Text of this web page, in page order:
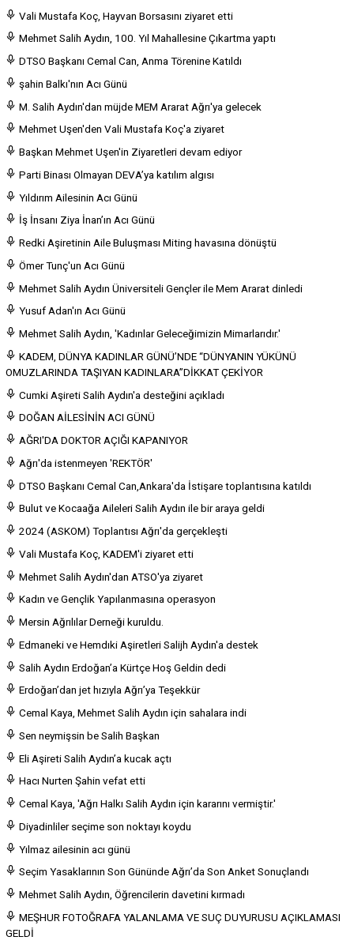
Vali Mustafa Koç, Hayvan Borsasını ziyaret etti
Mehmet Salih Aydın, 100. Yıl Mahallesine Çıkartma yaptı
DTSO Başkanı Cemal Can, Anma Törenine Katıldı
şahin Balkı'nın Acı Günü
M. Salih Aydın'dan müjde MEM Ararat Ağrı'ya gelecek
Mehmet Uşen'den Vali Mustafa Koç'a ziyaret
Başkan Mehmet Uşen'in Ziyaretleri devam ediyor
Parti Binası Olmayan DEVA’ya katılım algısı
Yıldırım Ailesinin Acı Günü
İş İnsanı Ziya İnan’ın Acı Günü
Redki Aşiretinin Aile Buluşması Miting havasına dönüştü
Ömer Tunç'un Acı Günü
Mehmet Salih Aydın Üniversiteli Gençler ile Mem Ararat dinledi
Yusuf Adan'ın Acı Günü
Mehmet Salih Aydın, 'Kadınlar Geleceğimizin Mimarlarıdır.'
KADEM, DÜNYA KADINLAR GÜNÜ’NDE “DÜNYANIN YÜKÜNÜ
OMUZLARINDA TAŞIYAN KADINLARA”DİKKAT ÇEKİYOR
Cumki Aşireti Salih Aydın'a desteğini açıkladı
DOĞAN AİLESİNİN ACI GÜNÜ
AĞRI'DA DOKTOR AÇIĞI KAPANIYOR
Ağrı'da istenmeyen 'REKTÖR'
DTSO Başkanı Cemal Can,Ankara'da İstişare toplantısına katıldı
Bulut ve Kocaağa Aileleri Salih Aydın ile bir araya geldi
2024 (ASKOM) Toplantısı Ağrı'da gerçekleşti
Vali Mustafa Koç, KADEM'i ziyaret etti
Mehmet Salih Aydın'dan ATSO'ya ziyaret
Kadın ve Gençlik Yapılanmasına operasyon
Mersin Ağrılılar Derneği kuruldu.
Edmaneki ve Hemdıki Aşiretleri Salijh Aydın'a destek
Salih Aydın Erdoğan’a Kürtçe Hoş Geldin dedi
Erdoğan’dan jet hızıyla Ağrı’ya Teşekkür
Cemal Kaya, Mehmet Salih Aydın için sahalara indi
Sen neymişsin be Salih Başkan
Eli Aşireti Salih Aydın’a kucak açtı
Hacı Nurten Şahin vefat etti
Cemal Kaya, 'Ağrı Halkı Salih Aydın için kararını vermiştir.'
Diyadinliler seçime son noktayı koydu
Yılmaz ailesinin acı günü
Seçim Yasaklarının Son Gününde Ağrı’da Son Anket Sonuçlandı
Mehmet Salih Aydın, Öğrencilerin davetini kırmadı
MEŞHUR FOTOĞRAFA YALANLAMA VE SUÇ DUYURUSU AÇIKLAMASI
GELDİ